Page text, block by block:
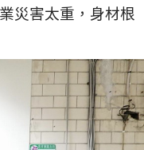
災害太重，身材根